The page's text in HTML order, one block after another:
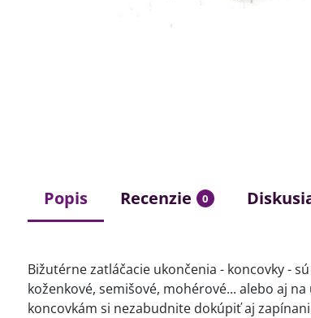
Popis Recenzie 0
Bižutérne zatláčacie ukončenia - koncovky -
koženkové, semišové, mohérové... alebo aj
koncovkám si nezabudnite dokúpiť aj